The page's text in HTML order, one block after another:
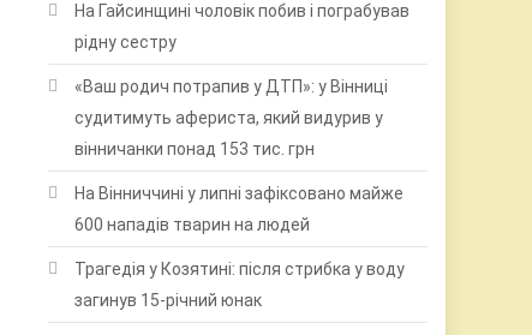
На Гайсинщині чоловік побив і пограбував
рідну сестру
«Ваш родич потрапив у ДТП»: у Вінниці
судитимуть афериста, який видурив у
вінничанки понад 153 тис. грн
На Вінниччині у липні зафіксовано майже
600 нападів тварин на людей
Трагедія у Козятині: після стрибка у воду
загинув 15-річний юнак